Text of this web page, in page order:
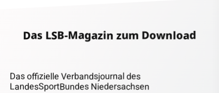
Das LSB-Magazin zum Download
Das offizielle Verbandsjournal des
LandesSportBundes Niedersachsen